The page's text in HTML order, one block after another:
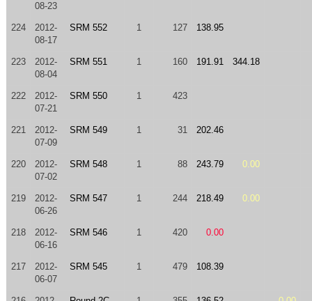
08-23
224
2012-
08-17
SRM 552 1 127 138.95
223
2012-
08-04
SRM 551 1 160 191.91 344.18
222
2012-
07-21
SRM 550 1 423
221
2012-
07-09
SRM 549 1 31 202.46
220
2012-
07-02
SRM 548 1 88 243.79 0.00
219
2012-
06-26
SRM 547 1 244 218.49 0.00
218
2012-
06-16
SRM 546 1 420 0.00
217
2012-
06-07
SRM 545 1 479 108.39